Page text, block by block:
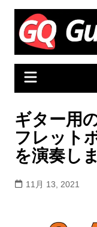
Skip
content
ギター用
フレット
を演奏し
11月 13, 2021